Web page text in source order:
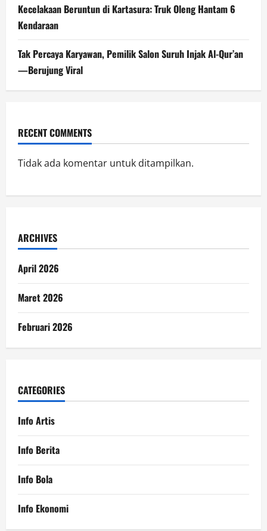
Kecelakaan Beruntun di Kartasura: Truk Oleng Hantam 6
Kendaraan
Tak Percaya Karyawan, Pemilik Salon Suruh Injak Al-Qur’an
—Berujung Viral
RECENT COMMENTS
Tidak ada komentar untuk ditampilkan.
ARCHIVES
April 2026
Maret 2026
Februari 2026
CATEGORIES
Info Artis
Info Berita
Info Bola
Info Ekonomi